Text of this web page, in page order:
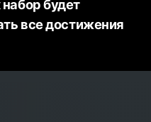
будет
все достижения